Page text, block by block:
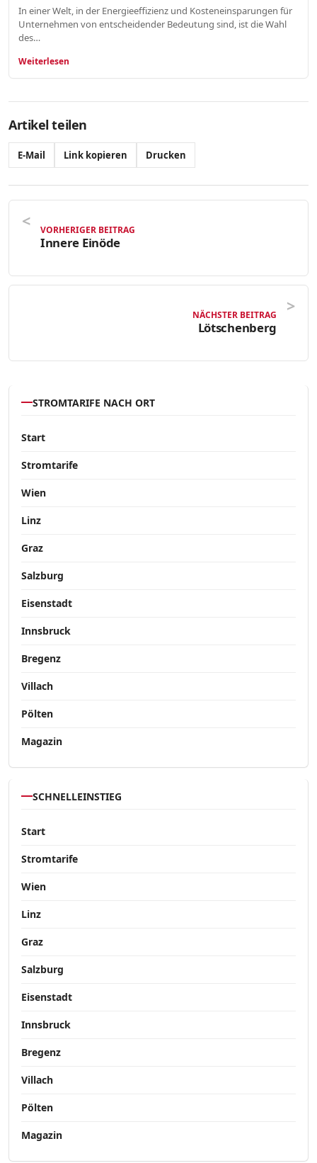
In einer Welt, in der Energieeffizienz und Kosteneinsparungen für
Unternehmen von entscheidender Bedeutung sind, ist die Wahl
des…
Weiterlesen
Artikel teilen
E-Mail Link kopieren Drucken
VORHERIGER BEITRAG
Innere Einöde
NÄCHSTER BEITRAG
Lötschenberg
STROMTARIFE NACH ORT
Start
Stromtarife
Wien
Linz
Graz
Salzburg
Eisenstadt
Innsbruck
Bregenz
Villach
Pölten
Magazin
SCHNELLEINSTIEG
Start
Stromtarife
Wien
Linz
Graz
Salzburg
Eisenstadt
Innsbruck
Bregenz
Villach
Pölten
Magazin